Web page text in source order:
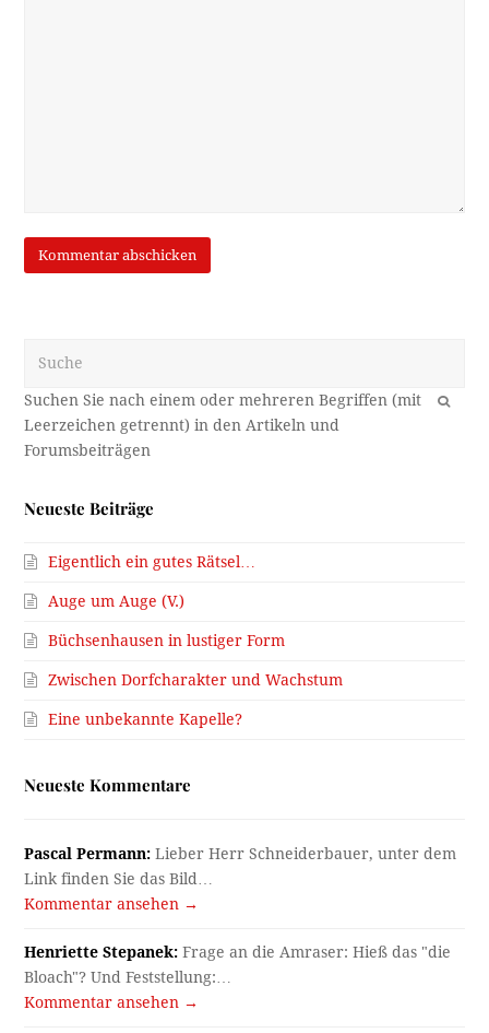
OK
Neueste Beiträge
Eigentlich ein gutes Rätsel…
Auge um Auge (V.)
Büchsenhausen in lustiger Form
Zwischen Dorfcharakter und Wachstum
Eine unbekannte Kapelle?
Neueste Kommentare
Pascal Permann: Lieber Herr Schneiderbauer, unter dem
Link finden Sie das Bild…
Kommentar ansehen →
Henriette Stepanek: Frage an die Amraser: Hieß das "die
Bloach"? Und Feststellung:…
Kommentar ansehen →